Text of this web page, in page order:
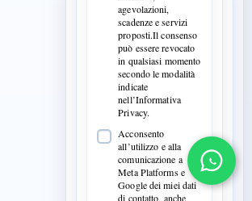
agevolazioni,
scadenze e servizi
proposti.Il consenso
può essere revocato
in qualsiasi momento
secondo le modalità
indicate
nell’Informativa
Privacy.
Acconsento
all’utilizzo e alla
comunicazione a
Meta Platforms e
Google dei miei dati
di contatto, anche